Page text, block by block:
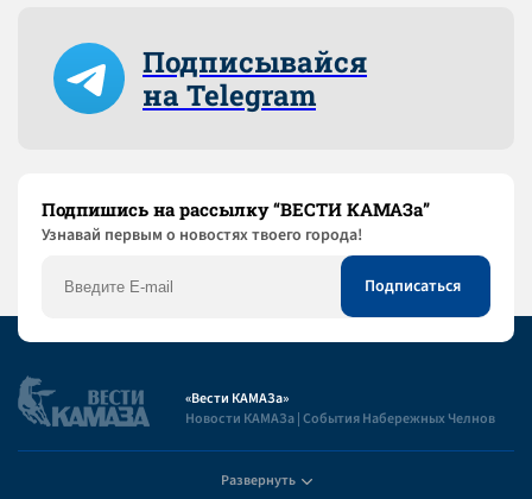
Подписывайся
на Telegram
Подпишись на рассылку “ВЕСТИ КАМАЗа”
Узнaвай первым о новостях твоего города!
«Вести КАМАЗа»
Новости КАМАЗа | События Набережных Челнов
Развернуть